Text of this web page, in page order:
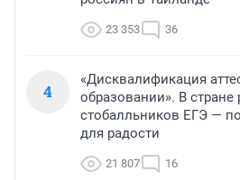
23 353 36
4
«Дисквалификация
образовании». В стране
стобалльников ЕГЭ —
для радости
21 807 16